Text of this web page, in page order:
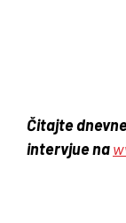
Čitajte
intervjue na